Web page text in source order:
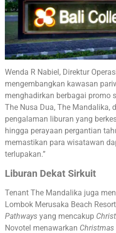
Wenda R Nabiel, Direktur
mengembangkan kawasan
menghadirkan berbagai promo
The Nusa Dua, The Mandalika,
pengalaman liburan yang
hingga perayaan pergantian
memastikan para wisatawan
terlupakan.”
Liburan Dekat Sirkuit
Tenant The Mandalika juga
Lombok Merusaka Beach
Pathways yang mencakup
Novotel menawarkan Christmas